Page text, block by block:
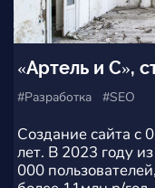
СК Флагман,
#Разработка #SEO
Редизайн и
админ-панель
выведен в ТОП-